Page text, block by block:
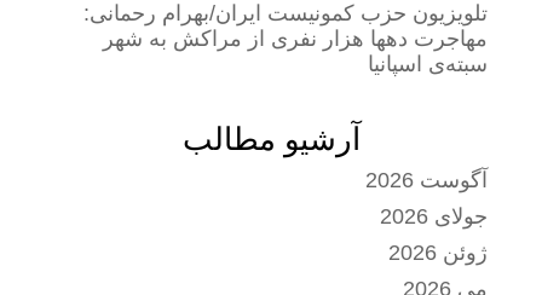
تلویزیون حزب کمونیست ایران/بهرام رحمانی:
مهاجرت دهها هزار نفری از مراکش به شهر
سبته‌ی اسپانیا
آرشیو مطالب
آگوست 2026
جولای 2026
ژوئن 2026
می 2026